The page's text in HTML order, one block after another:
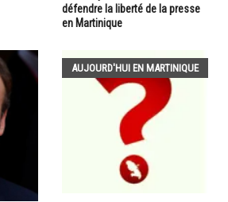
défendre la liberté de la presse
en Martinique
AUJOURD'HUI EN MARTINIQUE